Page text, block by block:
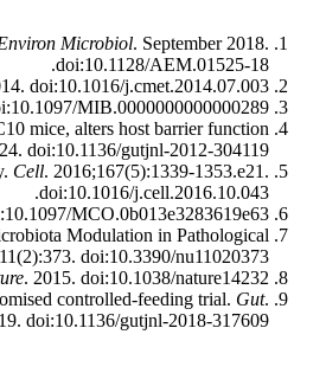
Microbiol. September 2018.
doi:10.1128/AEM.01525-18.
doi:10.1016/j.cmet.2014.07.003.
MIB.0000000000000289.
mice, alters host barrier function
doi:10.1136/gutjnl-2012-304119.
Cell. 2016;167(5):1339-1353.e21.
doi:10.1016/j.cell.2016.10.043.
MCO.0b013e3283619e63.
Modulation in Pathological
doi:10.3390/nu11020373.
. 2015. doi:10.1038/nature14232.
controlled-feeding trial. Gut.
doi:10.1136/gutjnl-2018-317609.